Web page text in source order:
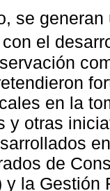
se
el
en la
y otras
de
y la Gestión